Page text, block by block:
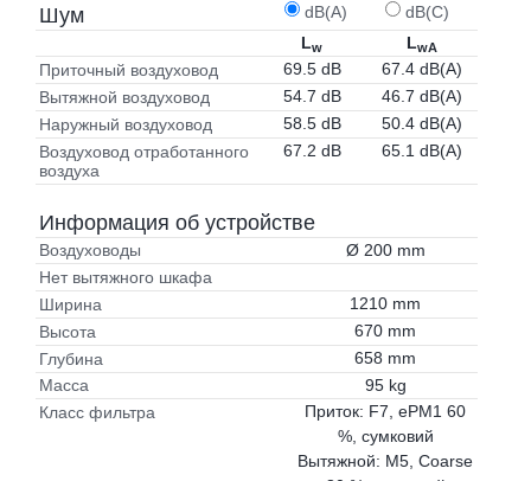
Шум dB(A)
dB(C)
Lw LwA
Приточный воздуховод 69.5 dB
67.4 dB(A)
Вытяжной воздуховод
54.7 dB
46.7 dB(A)
Наружный воздуховод
58.5 dB
50.4 dB(A)
Воздуховод отработанного
воздуха
67.2 dB 65.1 dB(A)
Информация об устройстве
Воздуховоды
Ø 200 mm
Нет вытяжного шкафа
Ширина
1210 mm
Высота
670 mm
Глубина
658 mm
Масса
95 kg
Класс фильтра
Приток: F7, ePM1 60
%, сумковий
Вытяжной: M5, Coarse